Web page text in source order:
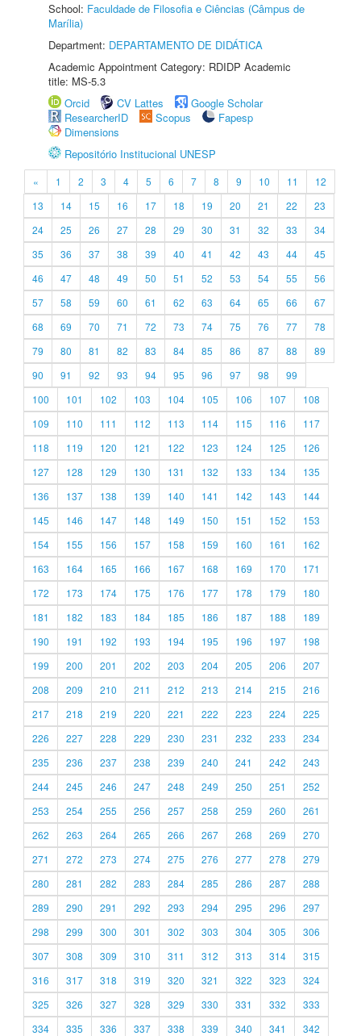
School: Faculdade de Filosofia e Ciências (Câmpus de
Marília)
Department: DEPARTAMENTO DE DIDÁTICA
Academic Appointment Category: RDIDP Academic
title: MS-5.3
Orcid
CV Lattes
Google Scholar
ResearcherID
Scopus
Fapesp
Dimensions
Repositório Institucional UNESP
« 1 2 3 4 5 6 7 8 9 10 11
12
13
14 15 16 17 18 19 20 21 22
23
24
25 26 27 28 29 30 31 32 33
34
35
36 37 38 39 40 41 42 43 44
45
46
47 48 49 50 51 52 53 54 55
56
57
58 59 60 61 62 63 64 65 66
67
68
69 70 71 72 73 74 75 76 77
78
79
80 81 82 83 84 85 86 87 88
89
90
91 92 93 94 95 96 97 98
99
100
101 102 103 104 105 106 107
108
109
110 111 112 113 114 115 116
117
118
119 120 121 122 123 124 125
126
127
128 129 130 131 132 133 134
135
136
137 138 139 140 141 142 143
144
145
146 147 148 149 150 151 152
153
154
155 156 157 158 159 160 161
162
163
164 165 166 167 168 169 170
171
172
173 174 175 176 177 178 179
180
181
182 183 184 185 186 187 188
189
190
191 192 193 194 195 196 197
198
199
200 201 202 203 204 205 206
207
208
209 210 211 212 213 214 215
216
217
218 219 220 221 222 223 224
225
226
227 228 229 230 231 232 233
234
235
236 237 238 239 240 241 242
243
244
245 246 247 248 249 250 251
252
253
254 255 256 257 258 259 260
261
262
263 264 265 266 267 268 269
270
271
272 273 274 275 276 277 278
279
280
281 282 283 284 285 286 287
288
289
290 291 292 293 294 295 296
297
298
299 300 301 302 303 304 305
306
307
308 309 310 311 312 313 314
315
316
317 318 319 320 321 322 323
324
325
326 327 328 329 330 331 332
333
334
335 336 337 338 339 340 341 342